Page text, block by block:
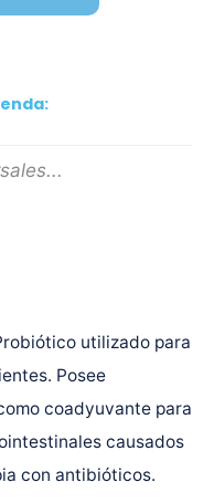
utilizado para
Posee
coadyuvante para
causados
con antibióticos.